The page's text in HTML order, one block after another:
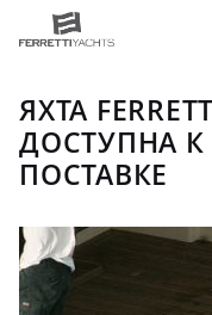
ЯХТА
ДОСТУПНА
ПОСТАВКЕ